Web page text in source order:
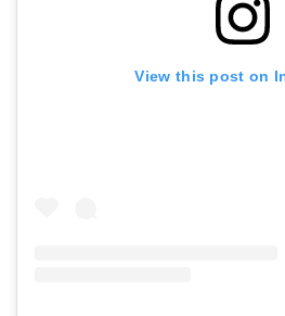
View this post on